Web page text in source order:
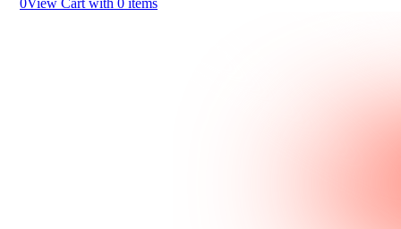
0View Cart with 0 items